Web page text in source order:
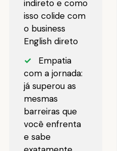
indireto e como
isso colide com
o business
English direto
✓
Empatia
com a jornada:
já superou as
mesmas
barreiras que
você enfrenta
e sabe